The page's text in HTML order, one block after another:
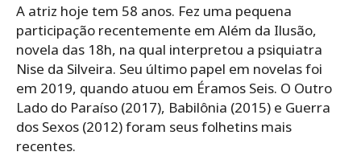
A atriz hoje tem 58 anos. Fez uma pequena
participação recentemente em Além da Ilusão,
novela das 18h, na qual interpretou a psiquiatra
Nise da Silveira. Seu último papel em novelas foi
em 2019, quando atuou em Éramos Seis. O Outro
Lado do Paraíso (2017), Babilônia (2015) e Guerra
dos Sexos (2012) foram seus folhetins mais
recentes.